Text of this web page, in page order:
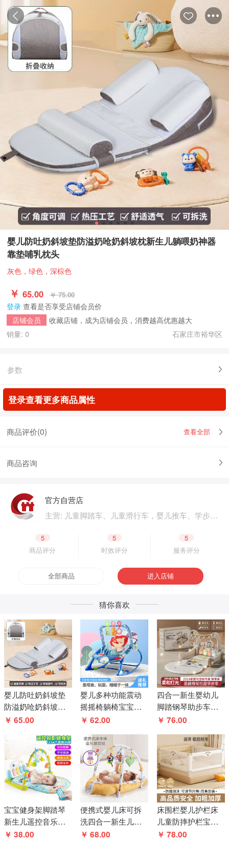
婴儿防吐奶斜坡垫防溢奶呛奶斜坡枕新生儿躺喂奶神器
靠垫哺乳枕头
灰色，绿色，深棕色
￥ 65.00 ￥ 75.00
登录 查看是否享受店铺会员价
店铺会员
收藏店铺，成为店铺会员，消费越高优惠越大
销量: 0
石家庄市裕华区
参数
登录查看更多商品属性
商品评价(0) 查看全部
商品咨询
官方自营店
主营: 儿童脚踏车、儿童滑行车，婴儿推车、学步
品、户外用品，母婴用品、婴童用品，电子玩具、
益智玩具，公园设施、广场游乐，成人脚踏车、成
件、电动车零配件，生产原材料、包装原材料，产
品外包装、产品内包装，生产设备、五金工具，采
5
商品评分
5
时效评分
5
服务评分
全部商品 进入店铺
猜你喜欢
婴儿防吐奶斜坡垫
防溢奶呛奶斜坡枕
新生儿躺喂奶神器
￥ 65.00
婴儿多种功能震动
摇摇椅躺椅宝宝安
抚哄睡神器电动音
￥ 62.00
四合一新生婴幼儿
脚踏钢琴助步车学
步车0-3岁女宝宝健
￥ 76.00
宝宝健身架脚踏琴
新生儿遥控音乐玩
具 婴幼儿脚踏钢琴
￥ 38.00
便携式婴儿床可拆
洗四合一新生儿防
压床中床健身架早
￥ 68.00
床围栏婴儿护栏床
儿童防摔护栏宝宝
床边防掉床挡婴幼
￥ 78.00